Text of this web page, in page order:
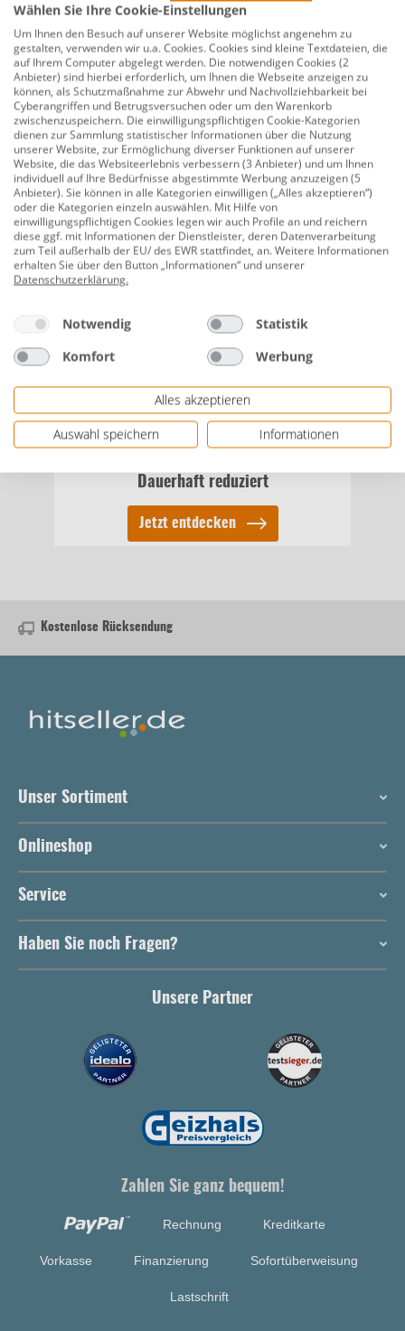
Fliesen und Baustoffe
Sortiment
Lampen und Elektro
Sortiment
Wellness und Gesundheit
B-Ware
Dauerhaft reduziert
Jetzt entdecken
Kostenlose Rücksendung
Unser Sortiment
Onlineshop
Service
Haben Sie noch Fragen?
Unsere Partner
Zahlen Sie ganz bequem!
Rechnung Kreditkarte
Vorkasse Finanzierung Sofortüberweisung
Lastschrift
Wählen Sie Ihre Cookie-Einstellungen
Um Ihnen den Besuch auf unserer Website möglichst angenehm zu
gestalten, verwenden wir u.a. Cookies. Cookies sind kleine Textdateien, die
auf Ihrem Computer abgelegt werden. Die notwendigen Cookies (2
Anbieter) sind hierbei erforderlich, um Ihnen die Webseite anzeigen zu
können, als Schutzmaßnahme zur Abwehr und Nachvollziehbarkeit bei
Cyberangriffen und Betrugsversuchen oder um den Warenkorb
zwischenzuspeichern. Die einwilligungspflichtigen Cookie-Kategorien
dienen zur Sammlung statistischer Informationen über die Nutzung
unserer Website, zur Ermöglichung diverser Funktionen auf unserer
Website, die das Websiteerlebnis verbessern (3 Anbieter) und um Ihnen
individuell auf Ihre Bedürfnisse abgestimmte Werbung anzuzeigen (5
Anbieter). Sie können in alle Kategorien einwilligen („Alles akzeptieren“)
oder die Kategorien einzeln auswählen. Mit Hilfe von
einwilligungspflichtigen Cookies legen wir auch Profile an und reichern
diese ggf. mit Informationen der Dienstleister, deren Datenverarbeitung
zum Teil außerhalb der EU/ des EWR stattfindet, an. Weitere Informationen
erhalten Sie über den Button „Informationen“ und unserer
Datenschutzerklärung.
Notwendig
Statistik
Komfort
Werbung
Alles akzeptieren
Auswahl speichern
Informationen